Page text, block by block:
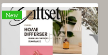
New